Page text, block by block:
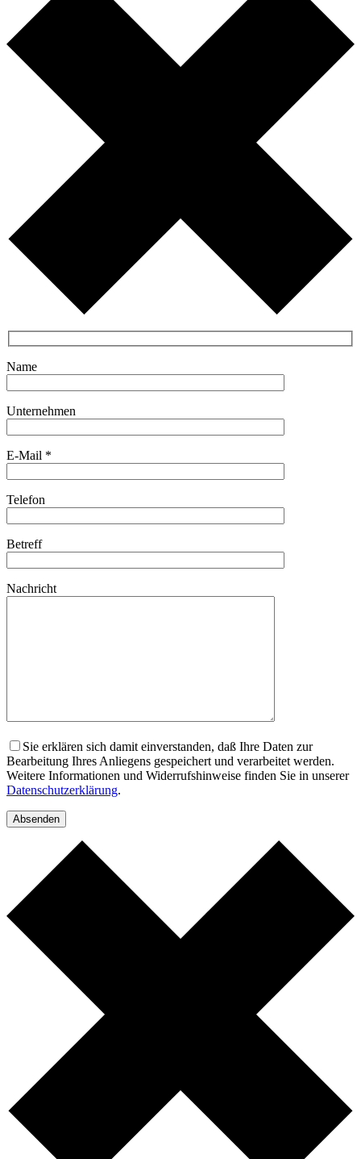
Name
Unternehmen
E-Mail *
Telefon
Betreff
Nachricht
Sie erklären sich damit einverstanden, daß Ihre Daten zur
Bearbeitung Ihres Anliegens gespeichert und verarbeitet werden.
Weitere Informationen und Widerrufshinweise finden Sie in unserer
Datenschutzerklärung.